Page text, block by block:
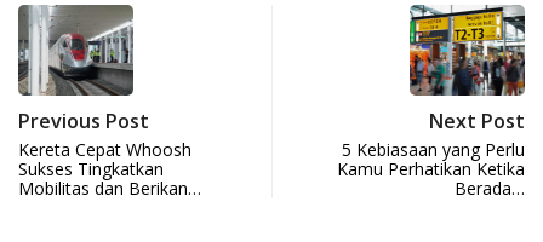
Previous Post
Kereta Cepat Whoosh
Sukses Tingkatkan
Mobilitas dan Berikan…
Next Post
5 Kebiasaan yang Perlu
Kamu Perhatikan Ketika
Berada…